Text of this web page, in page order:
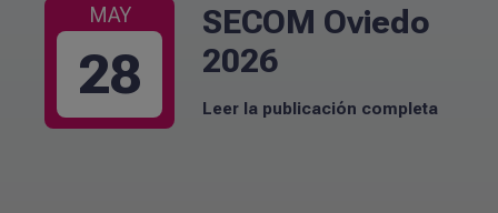
MAY
28
SECOM Oviedo
2026
Leer la publicación completa